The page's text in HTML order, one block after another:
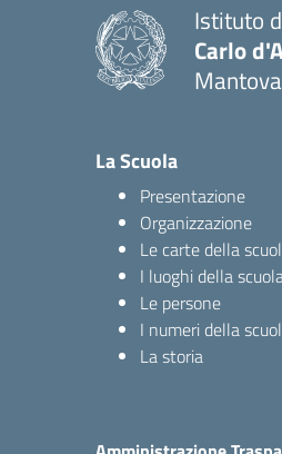
Istituto
Carlo
Mantova
La Scuola
Presentazione
Organizzazione
Le carte della
I luoghi della
Le persone
I numeri della
La storia